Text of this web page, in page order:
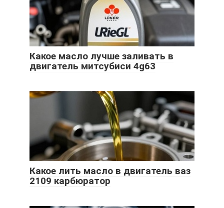
Какое масло лучше заливать в
двигатель митсубиси 4g63
Какое лить масло в двигатель ваз
2109 карбюратор